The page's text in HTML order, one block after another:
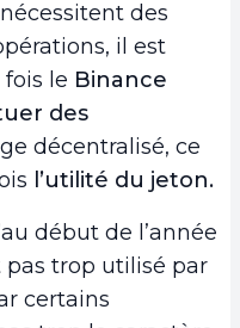
des
il est
le Binance
des
décentralisé, ce
l’utilité du jeton.
début de l’année
pas trop utilisé par
certains